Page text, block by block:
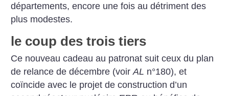
départements, encore une fois au détriment des
plus modestes.
le coup des trois tiers
Ce nouveau cadeau au patronat suit ceux du plan
de relance de décembre (voirAL n°180), et
coïncide avec le projet de construction d’un